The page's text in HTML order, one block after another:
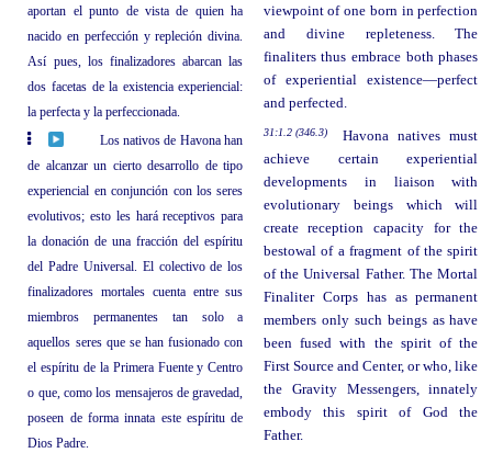
aportan el punto de vista de quien ha
nacido en perfección y repleción divina.
Así pues, los finalizadores abarcan las
dos facetas de la existencia experiencial:
la perfecta y la perfeccionada.
viewpoint of one born in perfection
and divine repleteness. The
finaliters thus embrace both phases
of experiential existence—perfect
and perfected.
Los nativos de Havona han
de alcanzar un cierto desarrollo de tipo
experiencial en conjunción con los seres
evolutivos; esto les hará receptivos para
la donación de una fracción del espíritu
del Padre Universal. El colectivo de los
finalizadores mortales cuenta entre sus
miembros permanentes tan solo a
aquellos seres que se han fusionado con
el espíritu de la Primera Fuente y Centro
o que, como los mensajeros de gravedad,
poseen de forma innata este espíritu de
Dios Padre.
31:1.2 (346.3)
Havona natives must
achieve certain experiential
developments in liaison with
evolutionary beings which will
create reception capacity for the
bestowal of a fragment of the spirit
of the Universal Father. The Mortal
Finaliter Corps has as permanent
members only such beings as have
been fused with the spirit of the
First Source and Center, or who, like
the Gravity Messengers, innately
embody this spirit of God the
Father.